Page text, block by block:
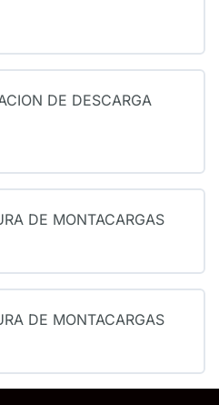
DE DESCARGA
DE MONTACARGAS
DE MONTACARGAS